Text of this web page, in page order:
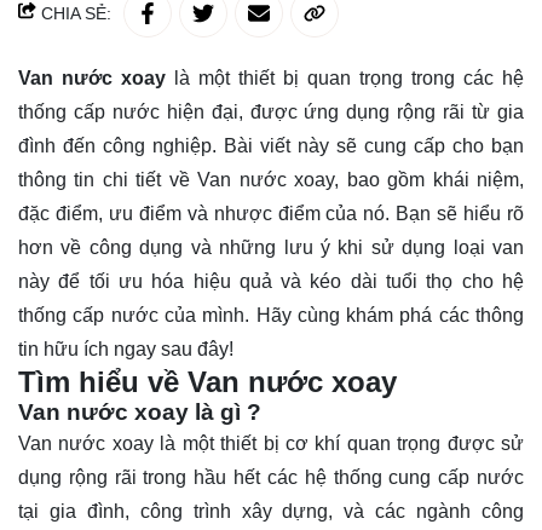
CHIA SẺ:
Van nước xoay là một thiết bị quan trọng trong các hệ
thống cấp nước hiện đại, được ứng dụng rộng rãi từ gia
đình đến công nghiệp. Bài viết này sẽ cung cấp cho bạn
thông tin chi tiết vềVan nước xoay, bao gồm khái niệm,
đặc điểm, ưu điểm và nhược điểm của nó. Bạn sẽ hiểu rõ
hơn về công dụng và những lưu ý khi sử dụng loại van
này để tối ưu hóa hiệu quả và kéo dài tuổi thọ cho hệ
thống cấp nước của mình. Hãy cùng khám phá các thông
tin hữu ích ngay sau đây!
Tìm hiểu về Van nước xoay
Van nước xoay là gì ?
Van nước xoay là một thiết bị cơ khí quan trọng được sử
dụng rộng rãi trong hầu hết các hệ thống cung cấp nước
tại gia đình, công trình xây dựng, và các ngành công